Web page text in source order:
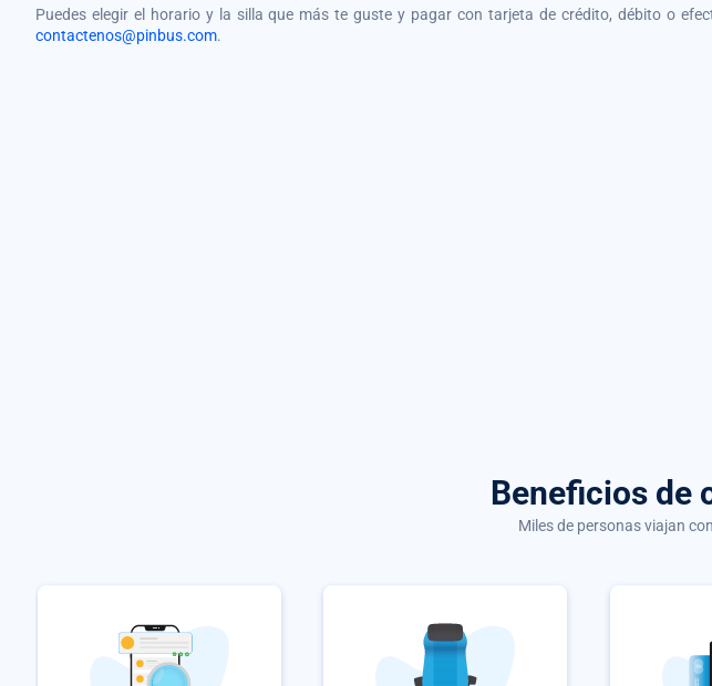
Puedes elegir el horario y la silla que más te guste y pagar con tarjeta de crédito, débito o
contactenos@pinbus.com.
Beneficios de
Miles de personas viajan